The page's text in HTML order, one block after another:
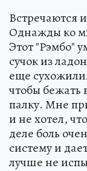
Встречаются
Однажды ко
Этот "Рэмбо"
сучок из
еще
чтобы бежать
палку. Мне
и не хотел,
деле боль
систему и
лучше не